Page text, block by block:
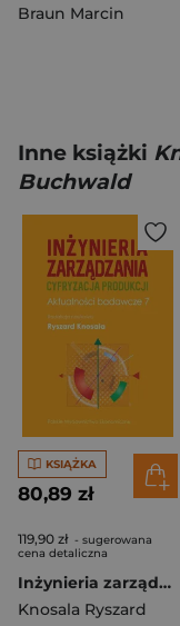
Braun Marcin
Inne książki
Buchwald
KSIĄŻKA
80,89 zł
119,90 zł - sugerowana
cena detaliczna
Inżynieria zarządzania. Cyfryzacja produkcji. Aktualności badawcze 7
Knosala Ryszard